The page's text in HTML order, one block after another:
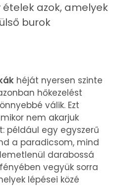
azok, amelyek
burok
héját nyersen szinte
hőkezelést
válik. Ezt
nem akarjuk
például egy egyszerű
a paradicsom, mind
darabossá
vegyük sorra
lépései közé